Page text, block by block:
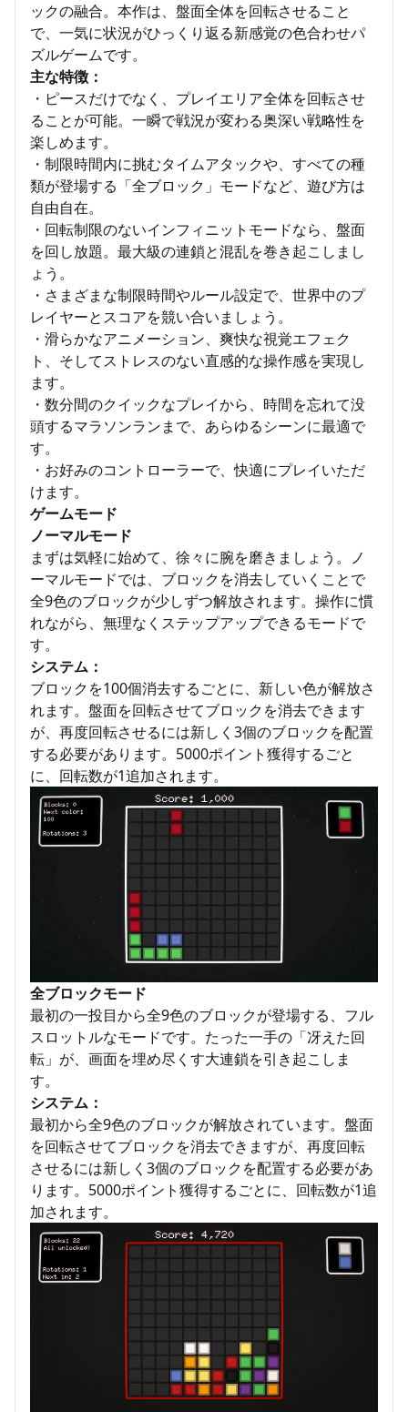
ックの融合。本作は、盤面全体を回転させること
で、一気に状況がひっくり返る新感覚の色合わせパ
ズルゲームです。
主な特徴：
・ピースだけでなく、プレイエリア全体を回転させ
ることが可能。一瞬で戦況が変わる奥深い戦略性を
楽しめます。
・制限時間内に挑むタイムアタックや、すべての種
類が登場する「全ブロック」モードなど、遊び方は
自由自在。
・回転制限のないインフィニットモードなら、盤面
を回し放題。最大級の連鎖と混乱を巻き起こしまし
ょう。
・さまざまな制限時間やルール設定で、世界中のプ
レイヤーとスコアを競い合いましょう。
・滑らかなアニメーション、爽快な視覚エフェク
ト、そしてストレスのない直感的な操作感を実現し
ます。
・数分間のクイックなプレイから、時間を忘れて没
頭するマラソンランまで、あらゆるシーンに最適で
す。
・お好みのコントローラーで、快適にプレイいただ
けます。
ゲームモード
ノーマルモード
まずは気軽に始めて、徐々に腕を磨きましょう。ノ
ーマルモードでは、ブロックを消去していくことで
全9色のブロックが少しずつ解放されます。操作に慣
れながら、無理なくステップアップできるモードで
す。
システム：
ブロックを100個消去するごとに、新しい色が解放さ
れます。盤面を回転させてブロックを消去できます
が、再度回転させるには新しく3個のブロックを配置
する必要があります。5000ポイント獲得するごと
に、回転数が1追加されます。
全ブロックモード
最初の一投目から全9色のブロックが登場する、フル
スロットルなモードです。たった一手の「冴えた回
転」が、画面を埋め尽くす大連鎖を引き起こしま
す。
システム：
最初から全9色のブロックが解放されています。盤面
を回転させてブロックを消去できますが、再度回転
させるには新しく3個のブロックを配置する必要があ
ります。5000ポイント獲得するごとに、回転数が1追
加されます。